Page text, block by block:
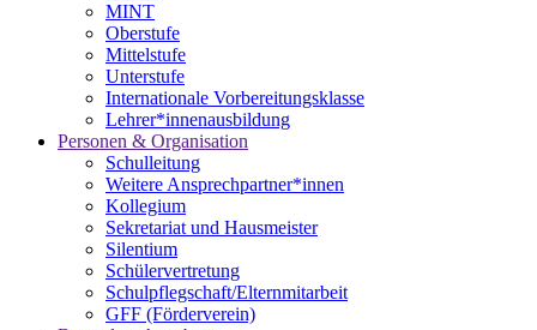
MINT
Oberstufe
Mittelstufe
Unterstufe
Internationale Vorbereitungsklasse
Lehrer*innenausbildung
Personen & Organisation
Schulleitung
Weitere Ansprechpartner*innen
Kollegium
Sekretariat und Hausmeister
Silentium
Schülervertretung
Schulpflegschaft/Elternmitarbeit
GFF (Förderverein)